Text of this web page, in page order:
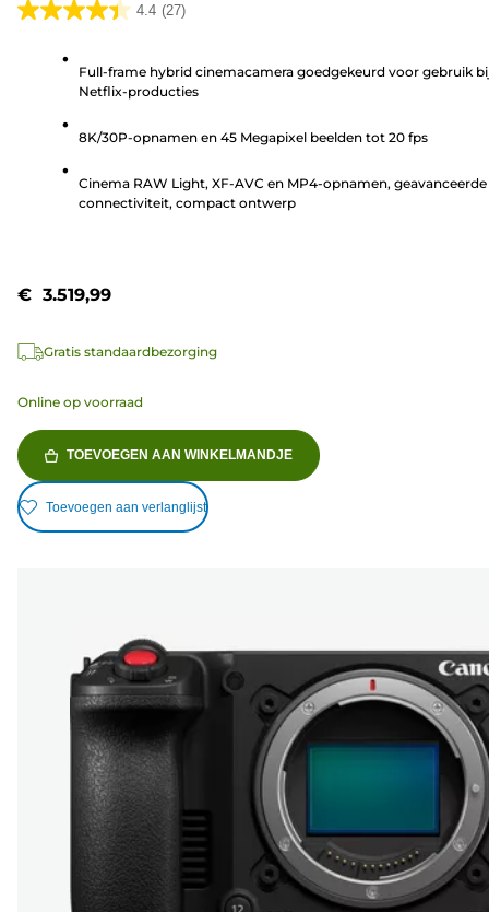
4.4 (27)
4.4
sterren.
beoordelingen
Full-frame hybrid cinemacamera goedgekeurd voor gebruik
Netflix-producties
8K/30P-opnamen en 45 Megapixel beelden tot 20 fps
Cinema RAW Light, XF-AVC en MP4-opnamen, geavanceerde
connectiviteit, compact ontwerp
€ 3.519,99
Gratis standaardbezorging
Online op voorraad
TOEVOEGEN AAN WINKELMANDJE
Toevoegen aan verlanglijst